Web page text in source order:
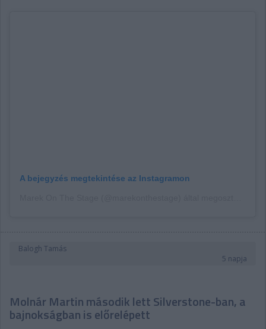
A bejegyzés megtekintése az Instagramon
Balogh Tamás
5 napja
Molnár Martin második lett Silverstone-ban, a
bajnokságban is előrelépett